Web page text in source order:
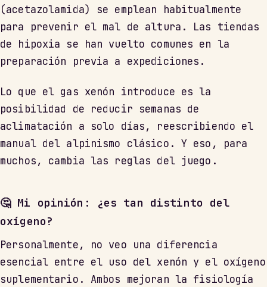
(acetazolamida) se emplean habitualmente
para prevenir el mal de altura. Las tiendas
de hipoxia se han vuelto comunes en la
preparación previa a expediciones.
Lo que el gas xenón introduce es la
posibilidad de reducir semanas de
aclimatación a solo días, reescribiendo el
manual del alpinismo clásico. Y eso, para
muchos, cambia las reglas del juego.
🤔 Mi opinión: ¿es tan distinto del
oxígeno?
Personalmente, no veo una diferencia
esencial entre el uso del xenón y el oxígeno
suplementario. Ambos mejoran la fisiología